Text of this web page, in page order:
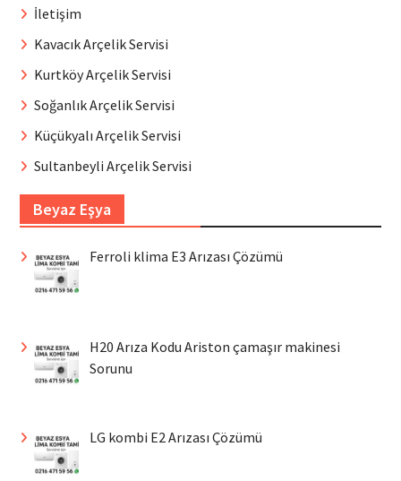
İletişim
Kavacık Arçelik Servisi
Kurtköy Arçelik Servisi
Soğanlık Arçelik Servisi
Küçükyalı Arçelik Servisi
Sultanbeyli Arçelik Servisi
Beyaz Eşya
Ferroli klima E3 Arızası Çözümü
H20 Arıza Kodu Ariston çamaşır makinesi
Sorunu
LG kombi E2 Arızası Çözümü